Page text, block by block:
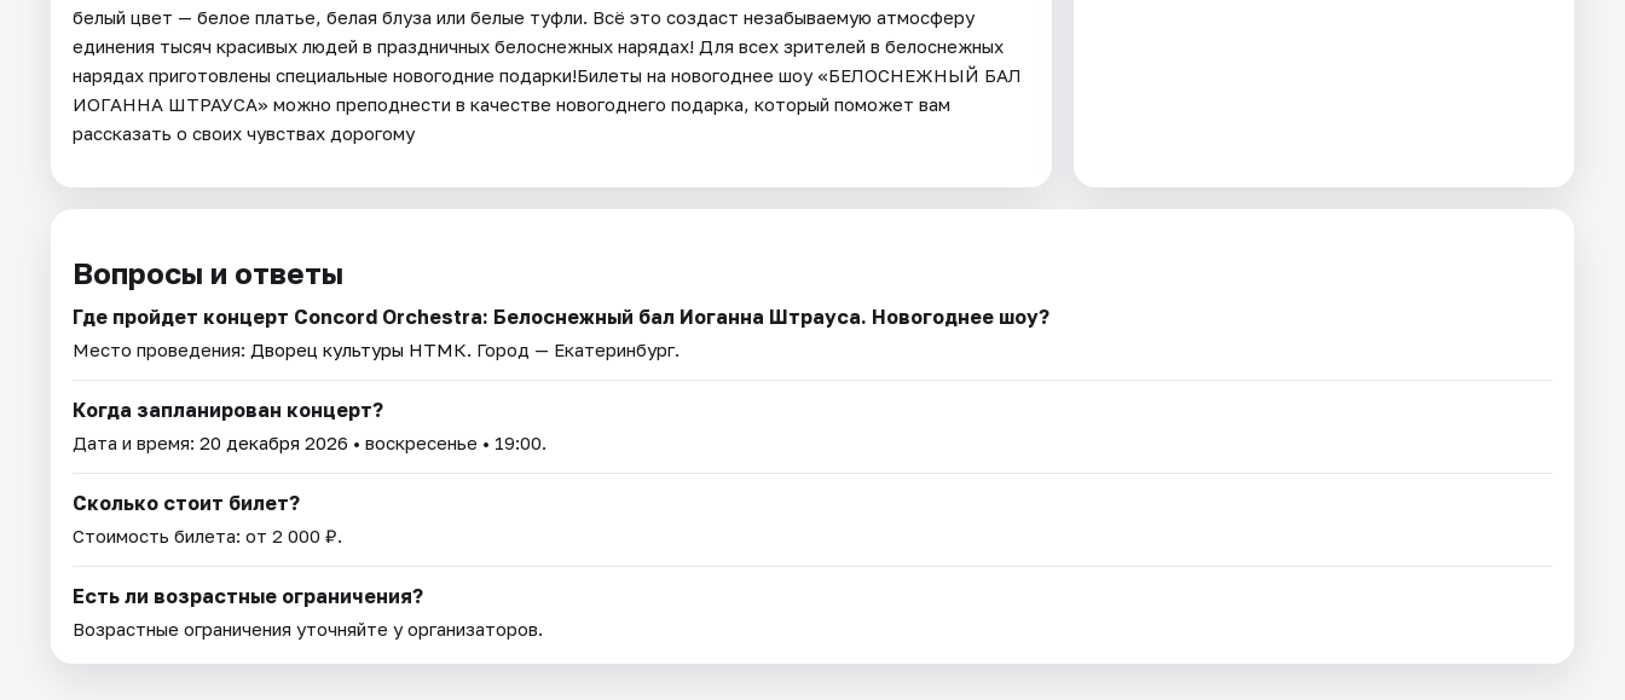
белый цвет — белое платье, белая блуза или белые туфли. Всё это создаст незабываемую атмосферу
единения тысяч красивых людей в праздничных белоснежных нарядах! Для всех зрителей в белоснежных
нарядах приготовлены специальные новогодние подарки!Билеты на новогоднее шоу «БЕЛОСНЕЖНЫЙ БАЛ
ИОГАННА ШТРАУСА» можно преподнести в качестве новогоднего подарка, который поможет вам
рассказать о своих чувствах дорогому
Вопросы и ответы
Где пройдет концерт Concord Orchestra: Белоснежный бал Иоганна Штрауса. Новогоднее шоу?
Место проведения: Дворец культуры НТМК. Город — Екатеринбург.
Когда запланирован концерт?
Дата и время: 20 декабря 2026 • воскресенье • 19:00.
Сколько стоит билет?
Стоимость билета: от 2 000 ₽.
Есть ли возрастные ограничения?
Возрастные ограничения уточняйте у организаторов.